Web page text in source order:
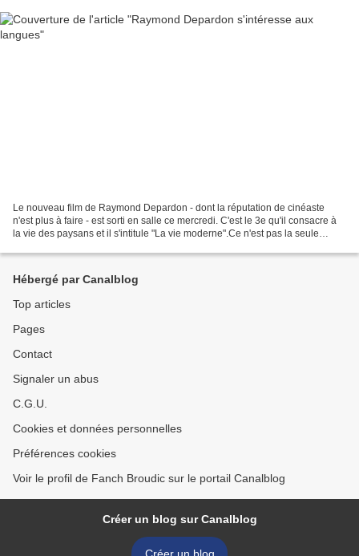
Le nouveau film de Raymond Depardon - dont la réputation de cinéaste
n'est plus à faire - est sorti en salle ce mercredi. C'est le 3e qu'il consacre à
la vie des paysans et il s'intitule "La vie moderne".Ce n'est pas la seule
Hébergé par Canalblog
Top articles
Pages
Contact
Signaler un abus
C.G.U.
Cookies et données personnelles
Préférences cookies
Voir le profil de Fanch Broudic sur le portail Canalblog
Créer un blog sur Canalblog